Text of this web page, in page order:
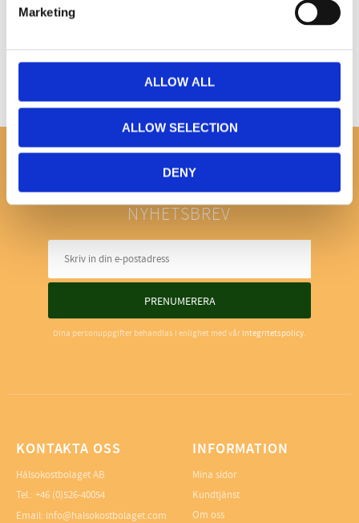
Marketing
ALLOW ALL
ALLOW SELECTION
DENY
Bli den första att lämna ett omdöme.
NYHETSBREV
PRENUMERERA
Dina personuppgifter behandlas i enlighet med vår integritetspolicy.
KONTAKTA OSS
Hälsokostbolaget AB
Tel.: +46 (0)526-40054
Email: info@halsokostbolaget.com
INFORMATION
Mina sidor
Kundtjänst
Om oss